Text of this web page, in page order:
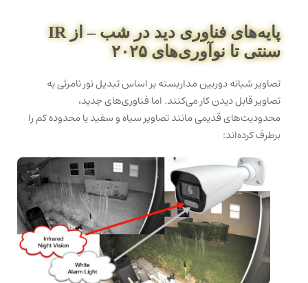
پایه‌های فناوری دید در شب – از IR
سنتی تا نوآوری‌های ۲۰۲۵
تصاویر شبانه دوربین مداربسته بر اساس تبدیل نور نامرئی به
تصاویر قابل دیدن کار می‌کنند. اما فناوری‌های جدید،
محدودیت‌های قدیمی مانند تصاویر سیاه و سفید یا محدوده کم را
برطرف کرده‌اند: